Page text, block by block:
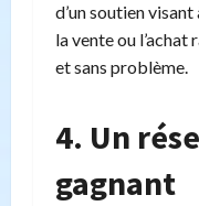
d’un soutien
la vente ou l’achat
et sans problème.
4. Un
gagnant